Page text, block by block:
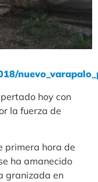
hoy con
la fuerza de
primera hora de
ha amanecido
granizada en